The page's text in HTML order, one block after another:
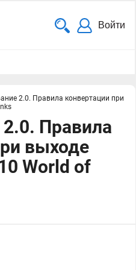
Войти
2.0. Правила конвертации при
Правила
выходе
World of